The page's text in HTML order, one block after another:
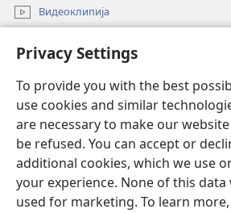
Privacy Settings
To provide you with the best
use cookies and similar
are necessary to make our
be refused. You can accept or
additional cookies, which we use
your experience. None of this
used for marketing. To learn
Видеоклипија
Донацие
(opens
new
window)
ОНЛАЈН БИБЛИОТЕКА Watchtower
(opens
new
window)JW Hub ®
(opens
new
window)